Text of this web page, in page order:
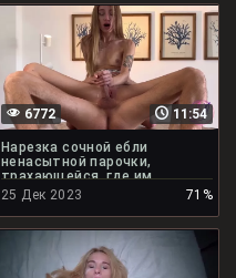
11:54
6772
Нарезка сочной ебли
ненасытной парочки,
трахающейся, где им
захочется
25 Дек 2023 71%